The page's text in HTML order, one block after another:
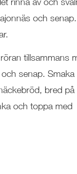
och senap.
tillsammans
senap. Smaka
bred på
och toppa med